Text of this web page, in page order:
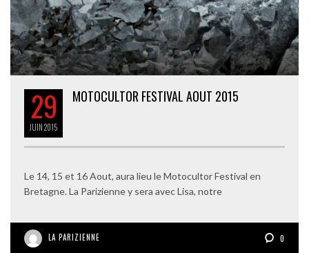
29
JUIN2015
MOTOCULTOR FESTIVAL AOUT 2015
Le 14, 15 et 16 Aout, aura lieu le Motocultor Festival en
Bretagne. La Parizienne y sera avec Lisa, notre
LA PARIZIENNE 0